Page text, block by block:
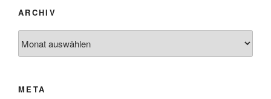
ARCHIV
META